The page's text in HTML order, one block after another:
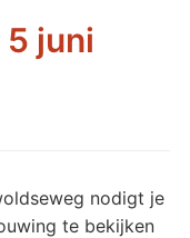
juni
nodigt je
te bekijken